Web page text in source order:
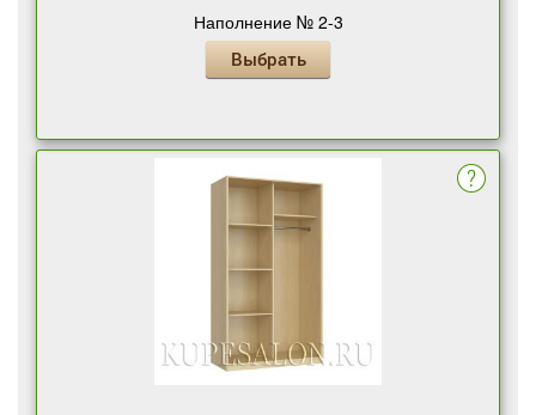
Наполнение № 2-3
Выбрать